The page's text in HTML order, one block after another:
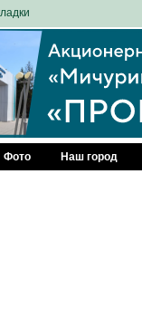
Фото Наш город